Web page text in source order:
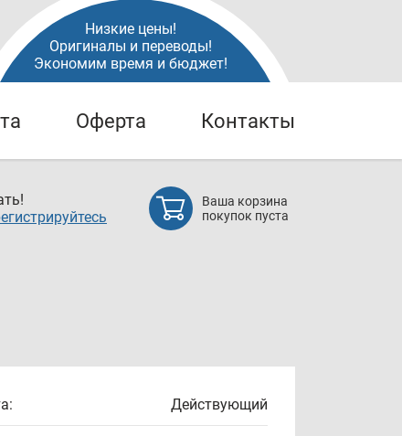
Низкие цены!
Оригиналы и переводы!
Экономим время и бюджет!
Оферта Контакты
Ваша корзина
покупок пуста
Действующий